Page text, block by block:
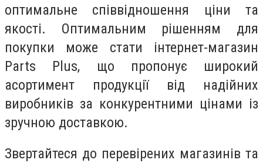
оптимальне співвідношення ціни та
якості. Оптимальним рішенням для
покупки може стати інтернет-магазин
Parts Plus, що пропонує широкий
асортимент продукції від надійних
виробників за конкурентними цінами із
зручною доставкою.
Звертайтеся до перевірених магазинів та